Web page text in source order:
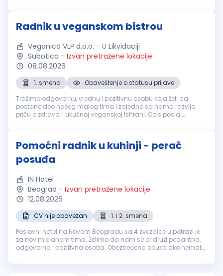
Radnik u veganskom bistrou
Veganica VLP d.o.o. - U Likvidaciji
Subotica - Izvan pretražene lokacije
08.08.2026
1. smena
Obaveštenje o statusu prijave
Tražimo odgovornu, vrednu i pozitivnu osobu koja želi da
postane deo našeg malog tima i zajedno sa nama razvija
priču o zdravoj i ukusnoj veganskoj ishrani. Opis posla:
Pomoćni radnik u kuhinji - perač
posuđa
IN Hotel
Beograd - Izvan pretražene lokacije
12.08.2026
CV nije obavezan
1. i 2. smena
Poslovni hotel na Novom Beogradu sa 4 zvezdice u potrazi je
za novim članom tima. Želimo da nam se pridruži pedantna,
odgovorna i pozitivna osoba. Obezbeđena obuka ako nemate
poslovim...